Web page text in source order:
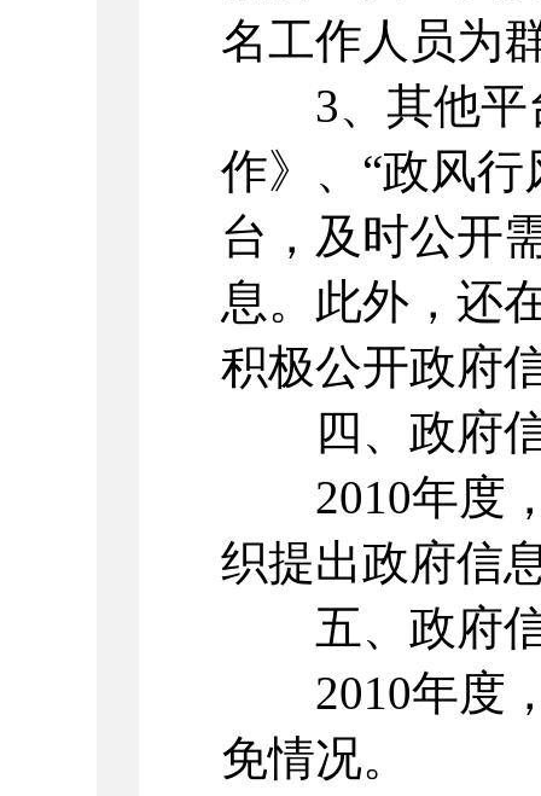
名工作人员为
3、其他平
作》、“政风行
台，及时公开
息。此外，还
积极公开政府
四、政府信
2010年度，
织提出政府信
五、政府信
2010年度，
免情况。